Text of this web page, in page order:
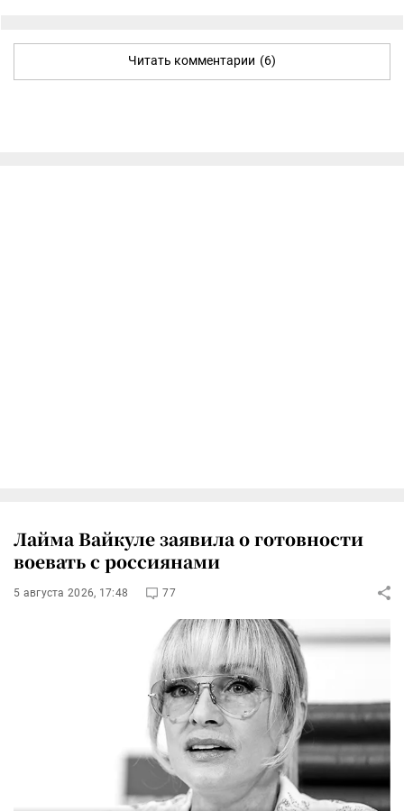
Читать комментарии (6)
Лайма Вайкуле заявила о готовности
воевать с россиянами
5 августа 2026, 17:48 77